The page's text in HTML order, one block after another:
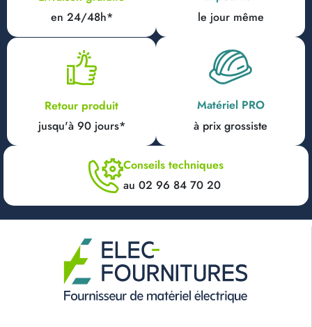
en 24/48h*
le jour même
Retour produit
jusqu'à 90 jours*
Matériel PRO
à prix grossiste
Conseils techniques
au 02 96 84 70 20